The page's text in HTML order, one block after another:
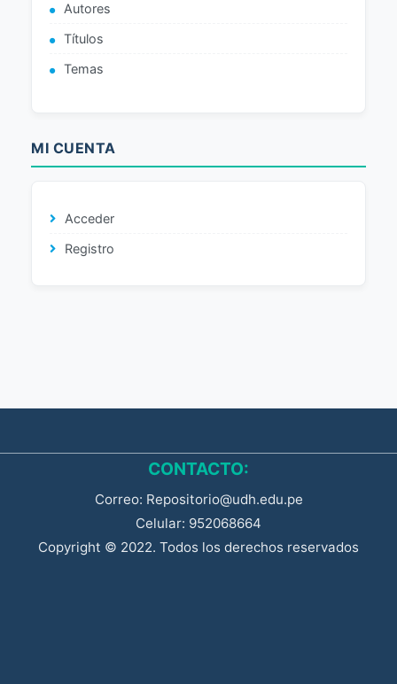
Autores
Títulos
Temas
MI CUENTA
Acceder
Registro
CONTACTO:
Correo: Repositorio@udh.edu.pe
Celular: 952068664
Copyright © 2022. Todos los derechos reservados